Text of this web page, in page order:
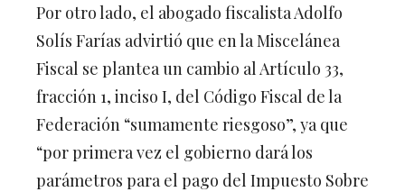
Por otro lado, el abogado fiscalista Adolfo
Solís Farías advirtió que en la Miscelánea
Fiscal se plantea un cambio al Artículo 33,
fracción 1, inciso I, del Código Fiscal de la
Federación “sumamente riesgoso”, ya que
“por primera vez el gobierno dará los
parámetros para el pago del Impuesto Sobre